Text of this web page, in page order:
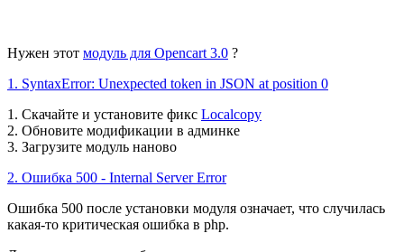
Нужен этот модуль для Opencart 3.0 ?
1. SyntaxError: Unexpected token in JSON at position 0
1. Скачайте и установите фикс Localcopy
2. Обновите модификации в админке
3. Загрузите модуль наново
2. Ошибка 500 - Internal Server Error
Ошибка 500 после установки модуля означает, что случилась
какая-то критическая ошибка в php.